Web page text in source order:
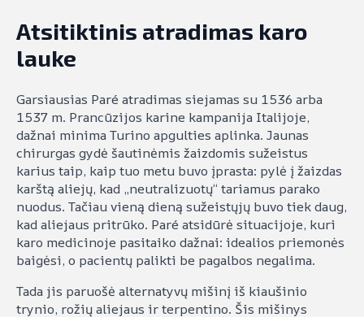
Atsitiktinis atradimas karo
lauke
Garsiausias Paré atradimas siejamas su 1536 arba
1537 m. Prancūzijos karine kampanija Italijoje,
dažnai minima Turino apgulties aplinka. Jaunas
chirurgas gydė šautinėmis žaizdomis sužeistus
karius taip, kaip tuo metu buvo įprasta: pylė į žaizdas
karštą aliejų, kad „neutralizuotų“ tariamus parako
nuodus. Tačiau vieną dieną sužeistųjų buvo tiek daug,
kad aliejaus pritrūko. Paré atsidūrė situacijoje, kuri
karo medicinoje pasitaiko dažnai: idealios priemonės
baigėsi, o pacientų palikti be pagalbos negalima.
Tada jis paruošė alternatyvų mišinį iš kiaušinio
trynio, rožių aliejaus ir terpentino. Šis mišinys